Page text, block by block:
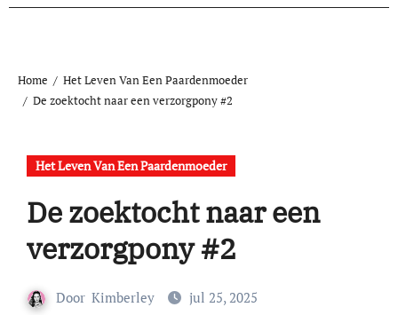
Home
Het Leven Van Een Paardenmoeder
De zoektocht naar een verzorgpony #2
Het Leven Van Een Paardenmoeder
De zoektocht naar een
verzorgpony #2
Door Kimberley jul 25, 2025